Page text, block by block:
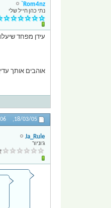
Rom4nz`
נתי כהן חייל שלי
עידן מפחד
אוהבים אותך
18/03/05,
Ja_Rule
ג'וניור